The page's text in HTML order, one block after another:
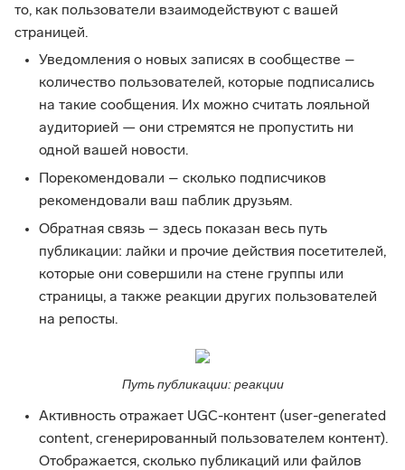
то, как пользователи взаимодействуют с вашей
страницей.
Уведомления о новых записях в сообществе –
количество пользователей, которые подписались
на такие сообщения. Их можно считать лояльной
аудиторией — они стремятся не пропустить ни
одной вашей новости.
Порекомендовали – сколько подписчиков
рекомендовали ваш паблик друзьям.
Обратная связь – здесь показан весь путь
публикации: лайки и прочие действия посетителей,
которые они совершили на стене группы или
страницы, а также реакции других пользователей
на репосты.
Путь публикации: реакции
Активность отражает UGC-контент (user-generated
content, сгенерированный пользователем контент).
Отображается, сколько публикаций или файлов